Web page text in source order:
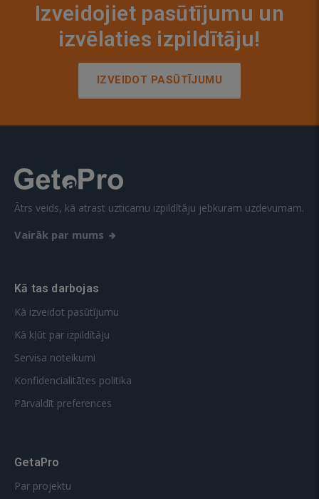
Izveidojiet pasūtījumu un
izvēlaties izpildītāju!
IZVEIDOT PASŪTĪJUMU
Ātrs veids, kā atrast uzticamu izpildītāju jebkuram uzdevumam.
Vairāk par mums
Kā tas darbojas
Kā izveidot pasūtījumu
Kā kļūt par izpildītāju
Servisa noteikumi
Konfidencialitātes politika
Pārvaldīt preferences
GetaPro
Par projektu